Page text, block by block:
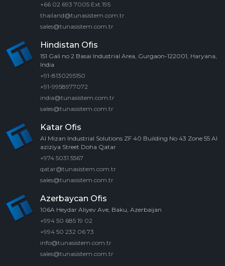
+66 02 693 7005 Ext.195
thailand@tunasistem.com.tr
sales@tunasistem.com.tr
Hindistan Ofis
151 Gali no 2 Basai Industrial Area, Gurgaon-122001, Haryana,
India
+91-8130295150
+91-9958977072
india@tunasistem.com.tr
sales@tunasistem.com.tr
Katar Ofis
Al Mizan Industrial Solutions ZF 40 Building No 43 Zone 55 Al
aziziya Street Doha Qatar
+974 5031 5567
qatar@tunasistem.com.tr
sales@tunasistem.com.tr
Azerbaycan Ofis
106A Heydar Aliyev Ave, Baku, Azerbaijan
+994 50 685 19 02
+994 50 232 06 73
info@tunasistem.com.tr
sales@tunasistem.com.tr